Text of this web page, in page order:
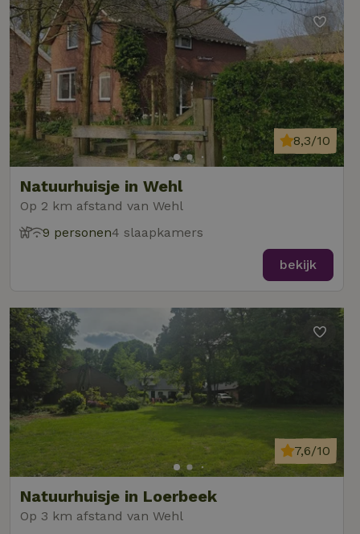
Natuurhuisje in Wehl
Op 2 km afstand van Wehl
8,3/10
9 personen4 slaapkamers
bekijk
Natuurhuisje in Loerbeek
Op 3 km afstand van Wehl
7,6/10